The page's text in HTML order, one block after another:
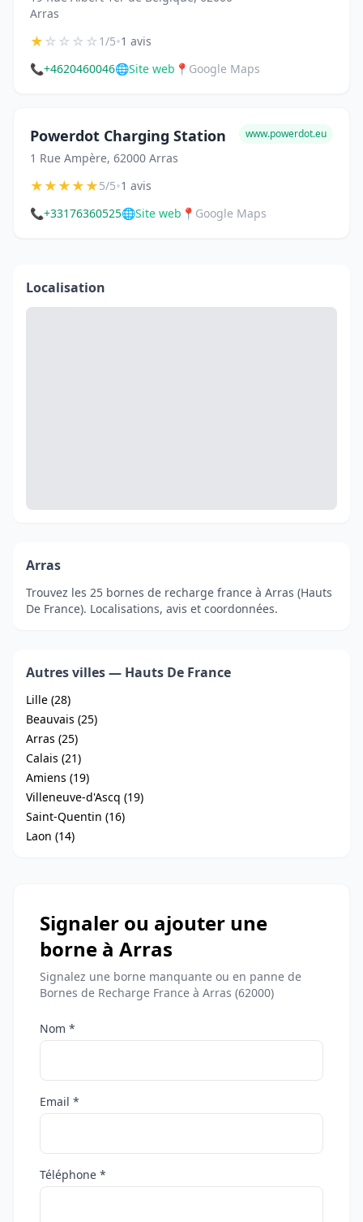
Arras
★☆☆☆☆1/5•1 avis
📞+4620460046🌐Site web 📍 Google Maps
Powerdot Charging Station
1 Rue Ampère, 62000 Arras
www.powerdot.eu
★★★★★5/5•1 avis
📞+33176360525🌐Site web 📍 Google Maps
Localisation
Arras
Trouvez les 25 bornes de recharge france à Arras (Hauts
De France). Localisations, avis et coordonnées.
Autres villes — Hauts De France
Lille (28)
Beauvais (25)
Arras (25)
Calais (21)
Amiens (19)
Villeneuve-d'Ascq (19)
Saint-Quentin (16)
Laon (14)
Signaler ou ajouter une
borne à Arras
Signalez une borne manquante ou en panne de
Bornes de Recharge France à Arras (62000)
Nom *
Email *
Téléphone *